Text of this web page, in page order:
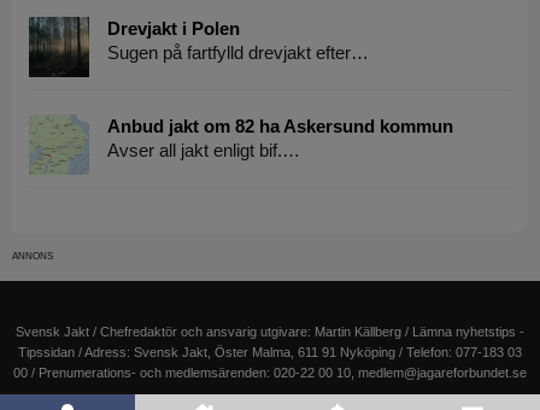
Drevjakt i Polen
Sugen på fartfylld drevjakt efter…
Anbud jakt om 82 ha Askersund kommun
Avser all jakt enligt bif.…
Svensk Jakt / Chefredaktör och ansvarig utgivare: Martin Källberg / Lämna nyhetstips -
Tipssidan / Adress: Svensk Jakt, Öster Malma, 611 91 Nyköping / Telefon: 077-183 03
00 / Prenumerations- och medlemsärenden: 020-22 00 10, medlem@jagareforbundet.se